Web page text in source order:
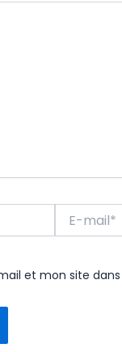
mail*
et mon site